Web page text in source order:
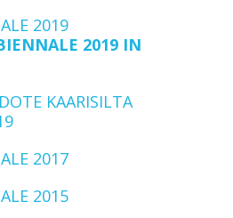
2019
2019 IN
KAARISILTA
2017
2015